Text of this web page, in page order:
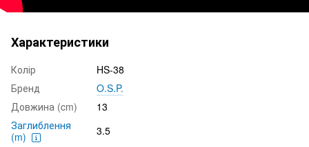
Характеристики
Колір
HS-38
Бренд
O.S.P.
Довжина (cm)
13
Заглиблення
(m)
3.5